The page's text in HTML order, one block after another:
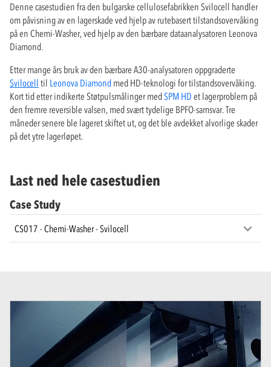
Denne casestudien fra den bulgarske cellulosefabrikken Svilocell handler
om påvisning av en lagerskade ved hjelp av rutebasert tilstandsovervåking
på en Chemi-Washer, ved hjelp av den bærbare dataanalysatoren Leonova
Diamond.
Etter mange års bruk av den bærbare A30-analysatoren oppgraderte
Svilocell til Leonova Diamond med HD-teknologi for tilstandsovervåking.
Kort tid etter indikerte Støtpulsmålinger medSPM HD et lagerproblem på
den fremre reversible valsen, med svært tydelige BPFO-samsvar. Tre
måneder senere ble lageret skiftet ut, og det ble avdekket alvorlige skader
på det ytre lagerløpet.
Last ned hele casestudien
Case Study
CS017 - Chemi-Washer - Svilocell